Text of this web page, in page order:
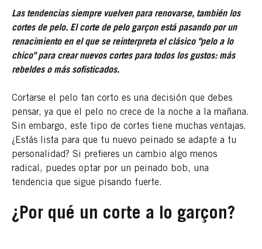
Las tendencias siempre vuelven para renovarse, también los
cortes de pelo. El corte de pelo garçon está pasando por un
renacimiento en el que se reinterpreta el clásico "pelo a lo
chico" para crear nuevos cortes para todos los gustos: más
rebeldes o más sofisticados.
Cortarse el pelo tan corto es una decisión que debes
pensar, ya que el pelo no crece de la noche a la mañana.
Sin embargo, este tipo de cortes tiene muchas ventajas.
¿Estás lista para que tu nuevo peinado se adapte a tu
personalidad? Si prefieres un cambio algo menos
radical, puedes optar por un peinado bob, una
tendencia que sigue pisando fuerte.
¿Por qué un corte a lo garçon?